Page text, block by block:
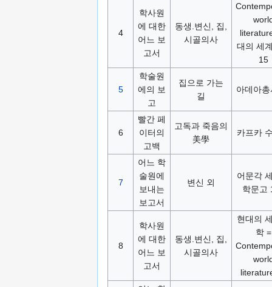
4
학사원
에 대한
어느 보
고서
동생.변신, 집,
시골의사
대의 세
15
5
학술원
에의 보
고
집으로 가는
길
아데아
6
빨간 페
이터의
고백
고독과 죽음의
美學
카프카
7
어느 학
술원에
보내는
보고서
변신 외
어문각
학문고
8
학사원
에 대한
어느 보
고서
동생.변신, 집,
시골의사
현대의
학 =